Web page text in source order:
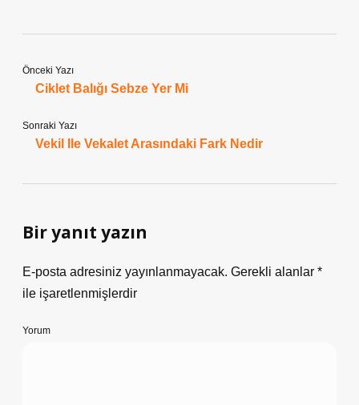
Önceki Yazı
Ciklet Balığı Sebze Yer Mi
Sonraki Yazı
Vekil Ile Vekalet Arasındaki Fark Nedir
Bir yanıt yazın
E-posta adresiniz yayınlanmayacak. Gerekli alanlar *
ile işaretlenmişlerdir
Yorum